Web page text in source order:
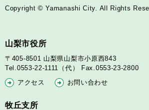
Copyright © Yamanashi City. All Rights
山梨市役所
〒405-8501 山梨県山梨市小原西843
Tel.0553-22-1111（代）
Fax.0553-23-2800
アクセス
お問い合わせ
牧丘支所